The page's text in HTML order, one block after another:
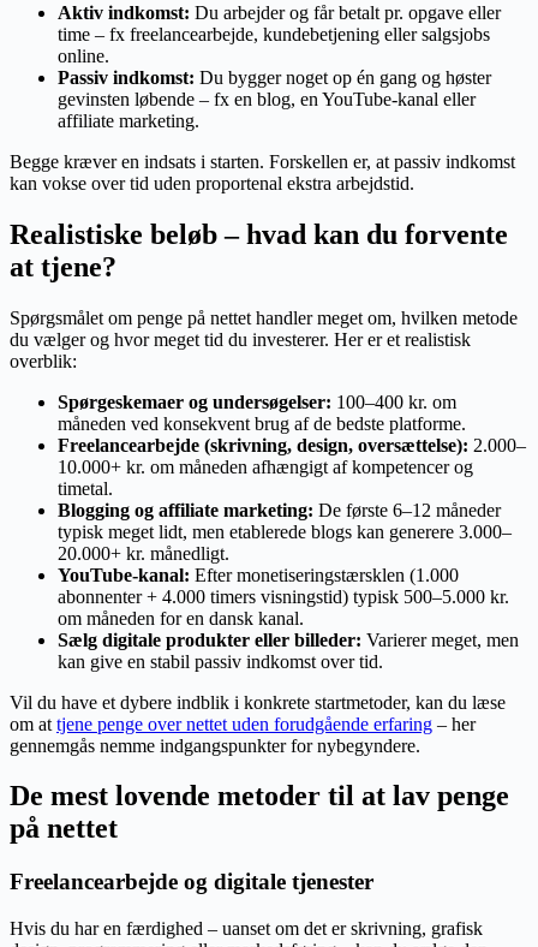
Aktiv indkomst: Du arbejder og får betalt pr. opgave eller
time – fx freelancearbejde, kundebetjening eller salgsjobs
online.
Passiv indkomst: Du bygger noget op én gang og høster
gevinsten løbende – fx en blog, en YouTube-kanal eller
affiliate marketing.
Begge kræver en indsats i starten. Forskellen er, at passiv indkomst
kan vokse over tid uden proportenal ekstra arbejdstid.
Realistiske beløb – hvad kan du forvente
at tjene?
Spørgsmålet om penge på nettet handler meget om, hvilken metode
du vælger og hvor meget tid du investerer. Her er et realistisk
overblik:
Spørgeskemaer og undersøgelser: 100–400 kr. om
måneden ved konsekvent brug af de bedste platforme.
Freelancearbejde (skrivning, design, oversættelse): 2.000–
10.000+ kr. om måneden afhængigt af kompetencer og
timetal.
Blogging og affiliate marketing: De første 6–12 måneder
typisk meget lidt, men etablerede blogs kan generere 3.000–
20.000+ kr. månedligt.
YouTube-kanal: Efter monetiseringstærsklen (1.000
abonnenter + 4.000 timers visningstid) typisk 500–5.000 kr.
om måneden for en dansk kanal.
Sælg digitale produkter eller billeder: Varierer meget, men
kan give en stabil passiv indkomst over tid.
Vil du have et dybere indblik i konkrete startmetoder, kan du læse
om at tjene penge over nettet uden forudgående erfaring – her
gennemgås nemme indgangspunkter for nybegyndere.
De mest lovende metoder til at lav penge
på nettet
Freelancearbejde og digitale tjenester
Hvis du har en færdighed – uanset om det er skrivning, grafisk